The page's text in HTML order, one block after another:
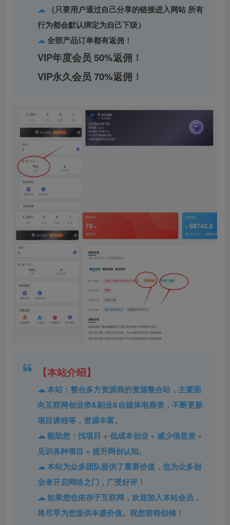
☁
（只要用户通过自己分享的链接进入网站 所有
行为都会默认绑定为自己下级）
☁全部产品订单都有返佣！
VIP年度会员 50%返佣 ！
VIP永久会员 70%返佣 ！
【本站介绍】
☁ 本站：整合多方资源商的资源整合站，主要面
向互联网创业类&副业&自媒体电商类，不断更新
项目课程等，资源丰富。
☁ 能助您：找项目 + 低成本创业 + 减少信息差 +
见识各种项目 + 提升网创认知。
☁ 本站为众多团队提供了重要价值，也为众多创
业者开启网络之门，广受好评！
☁ 如果您也依存于互联网，欢迎加入本站会员，
将尽早为您提供丰盛价值。祝您前程似锦！